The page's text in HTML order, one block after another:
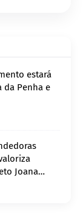
estará
da Penha e
Joana